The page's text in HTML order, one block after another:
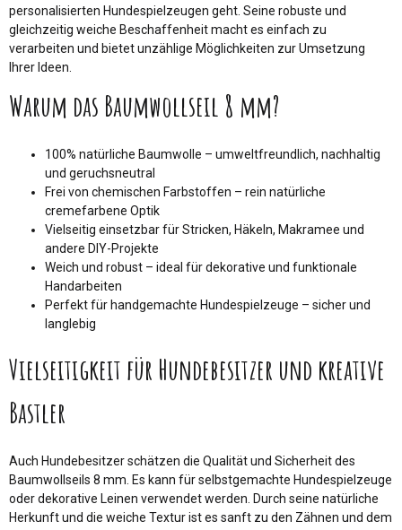
personalisierten Hundespielzeugen geht. Seine robuste und
gleichzeitig weiche Beschaffenheit macht es einfach zu
verarbeiten und bietet unzählige Möglichkeiten zur Umsetzung
Ihrer Ideen.
Warum das Baumwollseil 8 mm?
100% natürliche Baumwolle – umweltfreundlich, nachhaltig
und geruchsneutral
Frei von chemischen Farbstoffen – rein natürliche
cremefarbene Optik
Vielseitig einsetzbar für Stricken, Häkeln, Makramee und
andere DIY-Projekte
Weich und robust – ideal für dekorative und funktionale
Handarbeiten
Perfekt für handgemachte Hundespielzeuge – sicher und
langlebig
Vielseitigkeit für Hundebesitzer und kreative
Bastler
Auch Hundebesitzer schätzen die Qualität und Sicherheit des
Baumwollseils 8 mm. Es kann für selbstgemachte Hundespielzeuge
oder dekorative Leinen verwendet werden. Durch seine natürliche
Herkunft und die weiche Textur ist es sanft zu den Zähnen und dem